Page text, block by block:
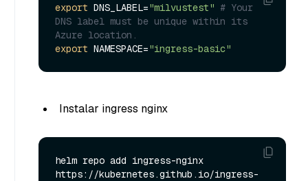
export DNS_LABEL="milvustest" # Your
DNS label must be unique within its
Azure location.
export NAMESPACE="ingress-basic"
Instalar ingress nginx
helm repo add ingress-nginx
https://kubernetes.github.io/ingress-